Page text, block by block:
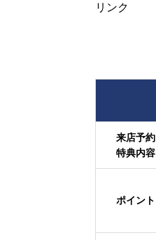
リンク
来店予約
特典内容
ポイント